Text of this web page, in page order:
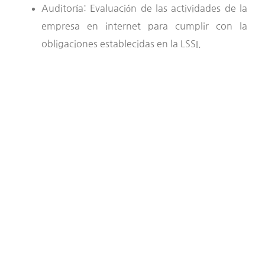
Auditoría: Evaluación de las actividades de la
empresa en internet para cumplir con la
obligaciones establecidas en la LSSI.